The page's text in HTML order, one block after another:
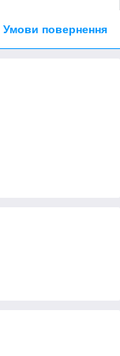
Умови повернення